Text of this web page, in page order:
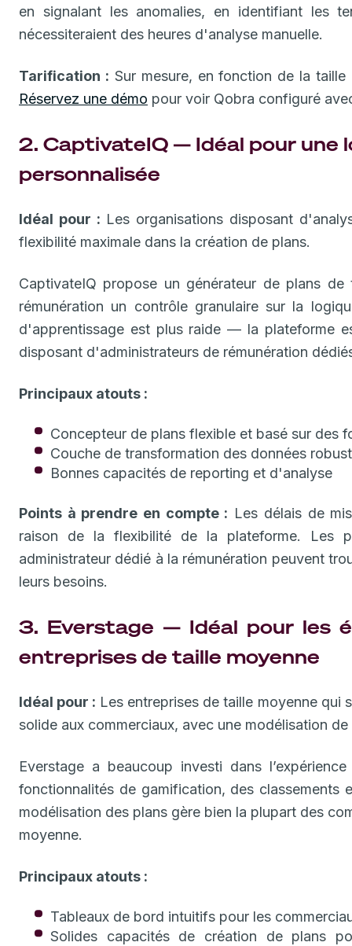
en signalant les anomalies, en identifiant les
nécessiteraient des heures d'analyse manuelle.
Tarification : Sur mesure, en fonction de la
Réservez une démo pour voir Qobra configuré
2. CaptivateIQ — Idéal pour une
personnalisée
Idéal pour : Les organisations disposant
flexibilité maximale dans la création de plans.
CaptivateIQ propose un générateur de plans
rémunération un contrôle granulaire sur la
d'apprentissage est plus raide — la plateforme
disposant d'administrateurs de rémunération
Principaux atouts :
Concepteur de plans flexible et basé sur des
Couche de transformation des données
Bonnes capacités de reporting et d'analyse
Points à prendre en compte : Les délais de
raison de la flexibilité de la plateforme. Les
administrateur dédié à la rémunération peuvent
leurs besoins.
3. Everstage — Idéal pour les
entreprises de taille moyenne
Idéal pour : Les entreprises de taille moyenne qui
solide aux commerciaux, avec une modélisation
Everstage a beaucoup investi dans
fonctionnalités de gamification, des classements
modélisation des plans gère bien la plupart des
moyenne.
Principaux atouts :
Tableaux de bord intuitifs pour les
Solides capacités de création de plans